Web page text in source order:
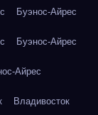
Буэнос-Айрес
Буэнос-Айрес
Айрес
Владивосток